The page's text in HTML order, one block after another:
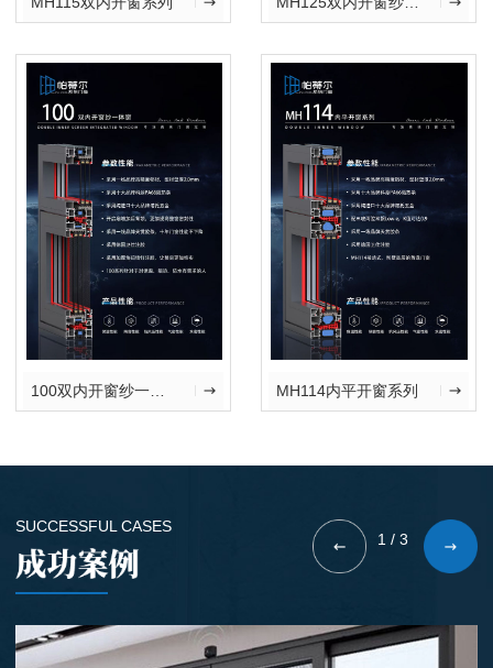
MH114内平开窗系列
SUCCESSFUL CASES
1 / 3